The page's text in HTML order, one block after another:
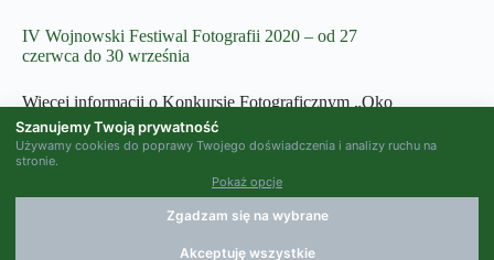
IV Wojnowski Festiwal Fotografii 2020 – od 27
czerwca do 30 września
Więcej informacji o Konkursie Fotograficznym „Oko
Na Świat 2023” w kolejnych zapowiedziach.
Szanujemy Twoją prywatność
Używamy cookies do poprawy Twojego doświadczenia i analizy ruchu na
stronie.
Pokaż opcje
Zgadzam się na wybrane
Akceptuję wszystkie